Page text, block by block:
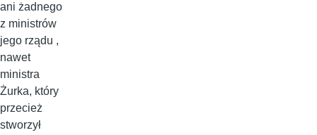
ani żadnego
z ministrów
jego rządu ,
nawet
ministra
Żurka, który
przecież
stworzył